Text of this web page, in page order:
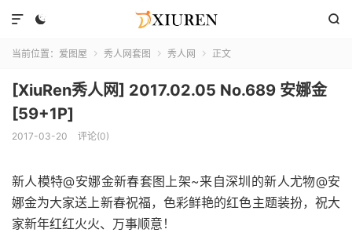
 

当前位置： 爱图屋  秀人网套图  秀人网  正文
[XiuRen秀人网] 2017.02.05 No.689 安娜金
[59+1P]
2017-03-20 评论(0)
新人模特@安娜金新春套图上架~来自深圳的新人尤物@安
娜金为大家送上新春祝福，色彩鲜艳的红色主题装扮，祝大
家新年红红火火、万事顺意！